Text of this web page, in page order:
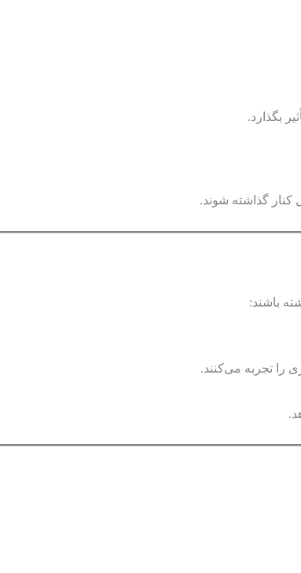
بگذارد.
کنار گذاشته شوند.
باشند: